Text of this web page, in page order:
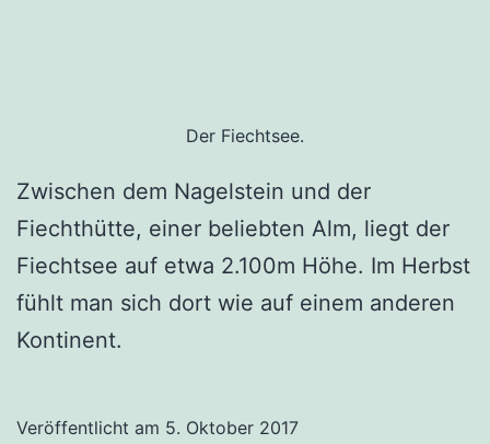
Der Fiechtsee.
Zwischen dem Nagelstein und der
Fiechthütte, einer beliebten Alm, liegt der
Fiechtsee auf etwa 2.100m Höhe. Im Herbst
fühlt man sich dort wie auf einem anderen
Kontinent.
Veröffentlicht am 5. Oktober 2017